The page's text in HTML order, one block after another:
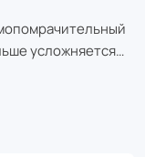
усложняется…